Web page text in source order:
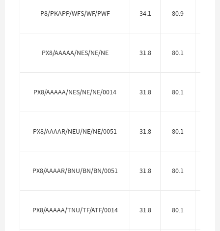
P8/PKAPP/WFS/WF/PWF 34.1 80.9
PX8/AAAAA/NES/NE/NE 31.8 80.1
PX8/AAAAA/NES/NE/NE/0014 31.8 80.1
PX8/AAAAR/NEU/NE/NE/0051 31.8 80.1
PX8/AAAAR/BNU/BN/BN/0051 31.8 80.1
PX8/AAAAA/TNU/TF/ATF/0014 31.8 80.1